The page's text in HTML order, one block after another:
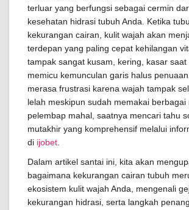
terluar yang berfungsi sebagai cermin
kesehatan hidrasi tubuh Anda. Ketika
kekurangan cairan, kulit wajah akan
terdepan yang paling cepat kehilangan
tampak sangat kusam, kering, kasar
memicu kemunculan garis halus
merasa frustrasi karena wajah tampak
lelah meskipun sudah memakai berbagai
pelembap mahal, saatnya mencari tahu
mutakhir yang komprehensif melalui
di ijobet
Dalam artikel santai ini, kita akan
bagaimana kekurangan cairan tubuh
ekosistem kulit wajah Anda, mengenali
kekurangan hidrasi, serta langkah